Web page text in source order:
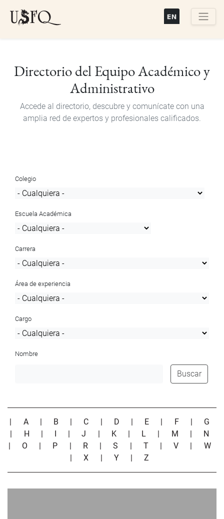
Directorio del Equipo Académico y
Administrativo
Accede al directorio, descubre y comunícate con una
amplia red de expertos y profesionales calificados.
Colegio
Escuela Académica
Carrera
Área de experiencia
Cargo
Nombre
Buscar
| A | B | C | D | E | F | G
| H | I |J | K | L | M | N
| O | P | R |S | T |V | W
|X | Y |Z